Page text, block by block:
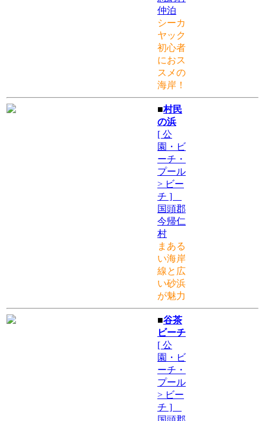
仲泊
シーカ
ヤック
初心者
におス
スメの
海岸！
■村民
の浜
[ 公
園・ビ
ーチ・
プール
> ビー
チ ]
国頭郡
今帰仁
村
まある
い海岸
線と広
い砂浜
が魅力
■谷茶
ビーチ
[ 公
園・ビ
ーチ・
プール
> ビー
チ ]